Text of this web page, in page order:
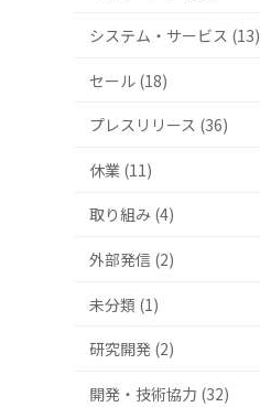
システム・サービス (13)
セール (18)
プレスリリース (36)
休業 (11)
取り組み (4)
外部発信 (2)
未分類 (1)
研究開発 (2)
開発・技術協力 (32)